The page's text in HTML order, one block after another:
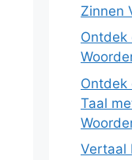
Zinnen
Ontdek
Ontdek
Taal
Vertaal